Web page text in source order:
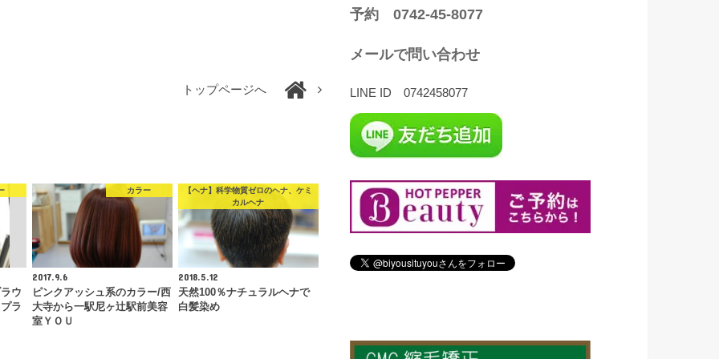
トップページへ
ウ
ラ
カラー
2017.9.6
ピンクアッシュ系のカラー/西
大寺から一駅尼ヶ辻駅前美容
室ＹＯＵ
【ヘナ】科学物質ゼロのヘナ、ケミ
カルヘナ
2018.5.12
天然100％ナチュラルヘナで
白髪染め
予約 0742-45-8077
メールで問い合わせ
LINE ID 0742458077